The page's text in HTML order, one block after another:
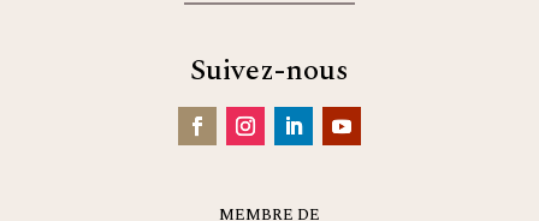
Suivez-nous
MEMBRE DE